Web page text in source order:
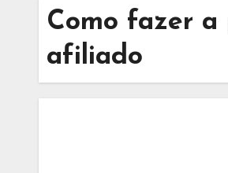
Como fazer a
afiliado